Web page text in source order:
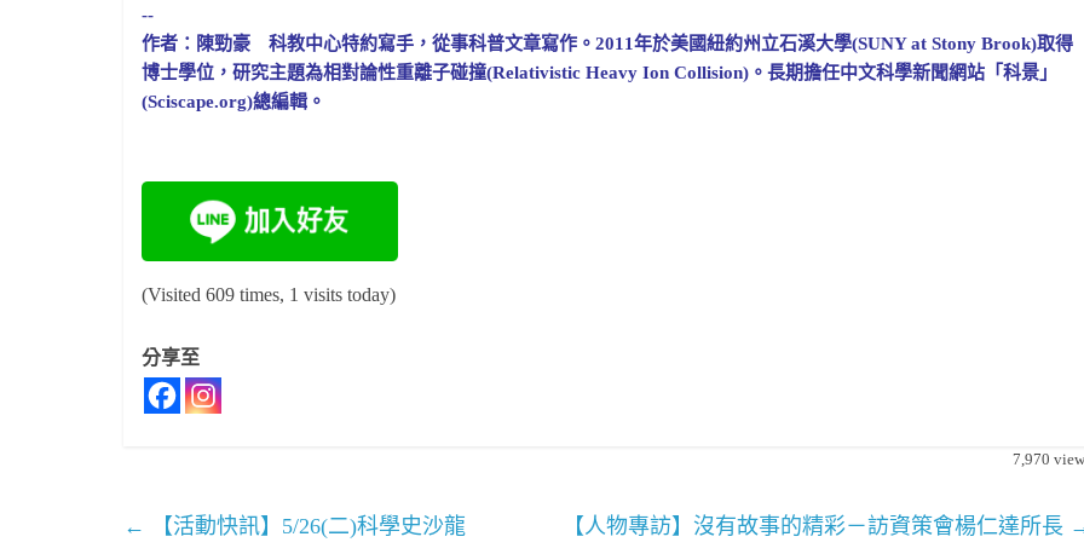
--
作者：陳勁豪 科教中心特約寫手，從事科普文章寫作。2011年於美國紐約州立石溪大學(SUNY at Stony Brook)取得
博士學位，研究主題為相對論性重離子碰撞(Relativistic Heavy Ion Collision)。長期擔任中文科學新聞網站「科景」
(Sciscape.org)總編輯。
(Visited 609 times, 1 visits today)
分享至
7,970
← 【活動快訊】5/26(二)科學史沙龍 【人物專訪】沒有故事的精彩－訪資策會楊仁達所長